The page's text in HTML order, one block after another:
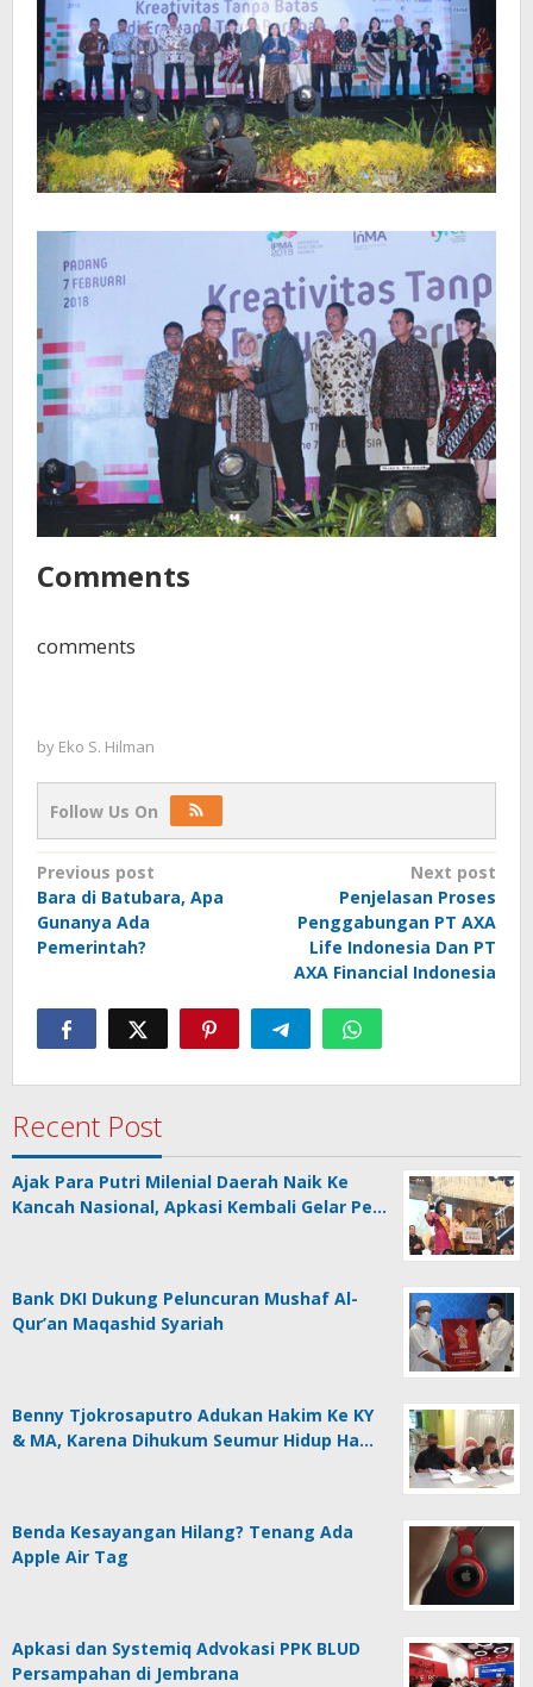
Comments
comments
by Eko S. Hilman
Follow Us On
Post
navigation
Previous post
Bara di Batubara, Apa
Gunanya Ada
Pemerintah?
Next post
Penjelasan Proses
Penggabungan PT AXA
Life Indonesia Dan PT
AXA Financial Indonesia
Recent Post
Ajak Para Putri Milenial Daerah Naik Ke
Kancah Nasional, Apkasi Kembali Gelar Pe…
Bank DKI Dukung Peluncuran Mushaf Al-
Qur’an Maqashid Syariah
Benny Tjokrosaputro Adukan Hakim Ke KY
& MA, Karena Dihukum Seumur Hidup Ha…
Benda Kesayangan Hilang? Tenang Ada
Apple Air Tag
Apkasi dan Systemiq Advokasi PPK BLUD
Persampahan di Jembrana